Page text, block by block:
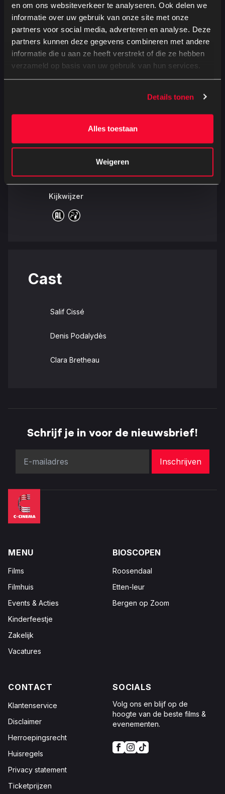
en om ons websiteverkeer te analyseren. Ook delen we
informatie over uw gebruik van onze site met onze
partners voor social media, adverteren en analyse. Deze
partners kunnen deze gegevens combineren met andere
informatie die u aan ze heeft verstrekt of die ze hebben
verzameld op basis van uw gebruik van hun services.
Details tonen
Alles toestaan
Weigeren
publieksprijs Alpe d’Huez filmfestival 2025.
Regisseur Genres
Kijkwijzer
Cast
Salif Cissé
Denis Podalydès
Clara Bretheau
Schrijf je in voor de nieuwsbrief!
MENU
Films
Filmhuis
Events & Acties
Kinderfeestje
Zakelijk
Vacatures
BIOSCOPEN
Roosendaal
Etten-leur
Bergen op Zoom
CONTACT
Klantenservice
Disclaimer
Herroepingsrecht
Huisregels
Privacy statement
Ticketprijzen
SOCIALS
Volg ons en blijf op de
hoogte van de beste films &
evenementen.